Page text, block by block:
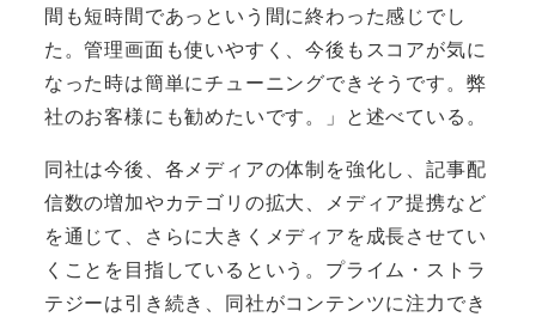
間も短時間であっという間に終わった感じでし
た。管理画面も使いやすく、今後もスコアが気に
なった時は簡単にチューニングできそうです。弊
社のお客様にも勧めたいです。」と述べている。
同社は今後、各メディアの体制を強化し、記事配
信数の増加やカテゴリの拡大、メディア提携など
を通じて、さらに大きくメディアを成長させてい
くことを目指しているという。プライム・ストラ
テジーは引き続き、同社がコンテンツに注力でき